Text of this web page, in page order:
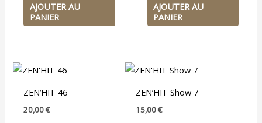
AJOUTER AU
PANIER
AJOUTER AU
PANIER
ZEN’HIT 46
20,00€
ZEN’HIT Show 7
15,00€